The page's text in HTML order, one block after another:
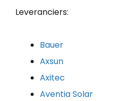
Leveranciers:
Bauer
Axsun
Axitec
Aventia Solar